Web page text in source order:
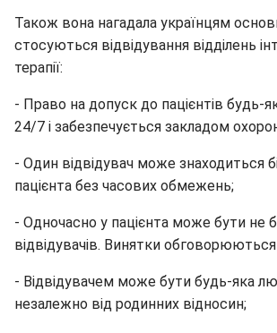
Також вона нагадала українцям
стосуються відвідування відділень
терапії:
- Право на допуск до пацієнтів будь-
24/7 і забезпечується закладом
- Один відвідувач може знаходиться
пацієнта без часових обмежень;
- Одночасно у пацієнта може бути не
відвідувачів. Винятки обговорюються
- Відвідувачем може бути будь-яка
незалежно від родинних відносин;